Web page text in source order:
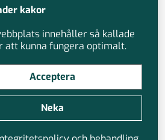
kakor
innehåller så kallade
att kunna fungera optimalt.
Acceptera
Neka